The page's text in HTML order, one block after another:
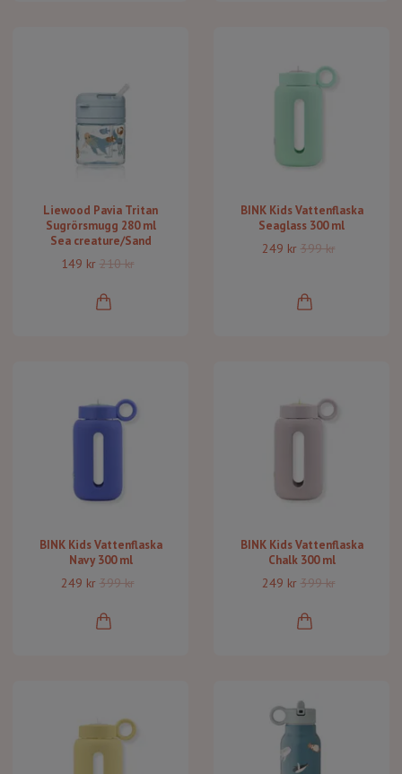
Liewood Pavia Tritan
Sugrörsmugg 280 ml
Sea creature/Sand
149 kr 210 kr
BINK Kids Vattenflaska
Seaglass 300 ml
249 kr 399 kr
BINK Kids Vattenflaska
Navy 300 ml
249 kr 399 kr
BINK Kids Vattenflaska
Chalk 300 ml
249 kr 399 kr